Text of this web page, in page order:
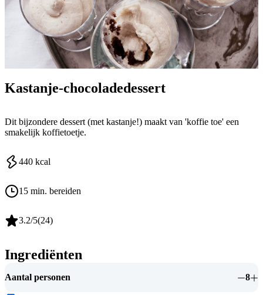
Kastanje-chocoladedessert
Dit bijzondere dessert (met kastanje!) maakt van 'koffie toe' een
smakelijk koffietoetje.
440 kcal
15 min. bereiden
3.2/5(24)
Ingrediënten
Aantal personen 8